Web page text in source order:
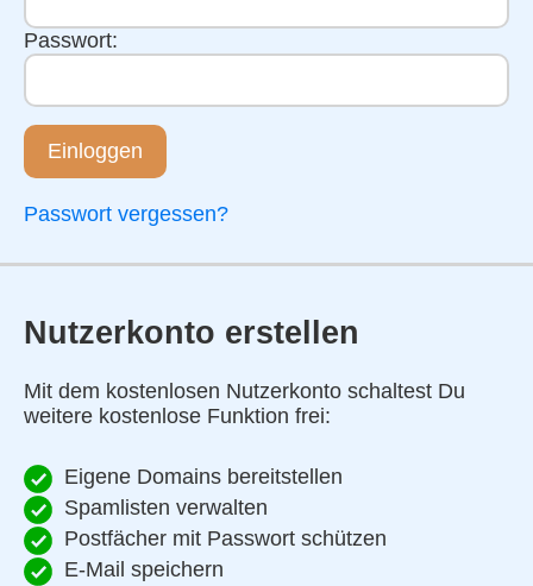
Passwort:
Einloggen
Passwort vergessen?
Nutzerkonto erstellen
Mit dem kostenlosen Nutzerkonto schaltest Du
weitere kostenlose Funktion frei:
Eigene Domains bereitstellen
Spamlisten verwalten
Postfächer mit Passwort schützen
E-Mail speichern